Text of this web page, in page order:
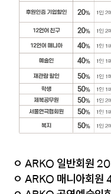
ㅇ ARKO 일반회원
ㅇ ARKO 매니아회원